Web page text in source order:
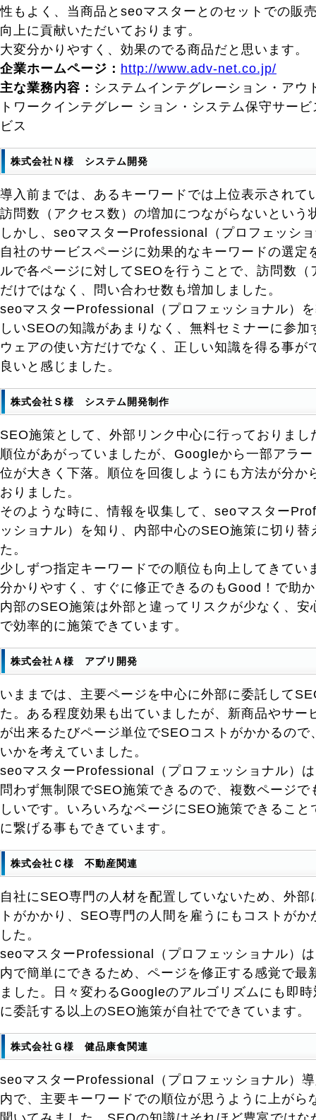
性もよく、当商品とseoマスターとのセットでの販
向上に貢献いただいております。
大変分かりやすく、効果のでる商品だと思います。
企業ホームページ： http://www.adv-net.co.jp/
主な業務内容： システムインテグレーション・アウ
トワークインテグレー ション・システム保守サー
ビス
株式会社Ｎ様 システム開発
導入前までは、あるキーワードでは上位表示されて
訪問数（アクセス数）の増加につながらないという
しかし、seoマスターProfessional（プロフェッシ
自社のサービスページに効果的なキーワードの選定
ルで各ページに対してSEOを行うことで、訪問数（
だけではなく、問い合わせ数も増加しました。
seoマスターProfessional（プロフェッショナル）
しいSEOの知識があまりなく、無料セミナーに参
ウェアの使い方だけでなく、正しい知識を得る事が
良いと感じました。
株式会社Ｓ様 システム開発制作
SEO施策として、外部リンク中心に行っておりまし
順位があがっていましたが、Googleから一部アラ
位が大きく下落。順位を回復しようにも方法が分か
おりました。
そのような時に、情報を収集して、seoマスター
ッショナル）を知り、内部中心のSEO施策に切り替
た。
少しずつ指定キーワードでの順位も向上してきてい
分かりやすく、すぐに修正できるのもGood！で助
内部のSEO施策は外部と違ってリスクが少なく、安
で効率的に施策できています。
株式会社Ａ様 アプリ開発
いままでは、主要ページを中心に外部に委託して
た。ある程度効果も出ていましたが、新商品やサー
が出来るたびページ単位でSEOコストがかかるので
いかを考えていました。
seoマスターProfessional（プロフェッショナル）
問わず無制限でSEO施策できるので、複数ページで
しいです。いろいろなページにSEO施策できるこ
に繋げる事もできています。
株式会社Ｃ様 不動産関連
自社にSEO専門の人材を配置していないため、外部
トがかかり、SEO専門の人間を雇うにもコストが
した。
seoマスターProfessional（プロフェッショナル）
内で簡単にできるため、ページを修正する感覚で最
ました。日々変わるGoogleのアルゴリズムにも即
に委託する以上のSEO施策が自社でできています。
株式会社Ｇ様 健品康食関連
seoマスターProfessional（プロフェッショナル）
内で、主要キーワードでの順位が思うように上がら